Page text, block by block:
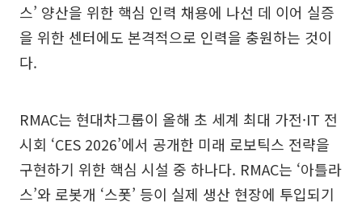
스’ 양산을 위한 핵심 인력 채용에 나선 데 이어 실증
을 위한 센터에도 본격적으로 인력을 충원하는 것이
다.
RMAC는 현대차그룹이 올해 초 세계 최대 가전·IT 전
시회 ‘CES 2026’에서 공개한 미래 로보틱스 전략을
구현하기 위한 핵심 시설 중 하나다. RMAC는 ‘아틀라
스’와 로봇개 ‘스폿’ 등이 실제 생산 현장에 투입되기